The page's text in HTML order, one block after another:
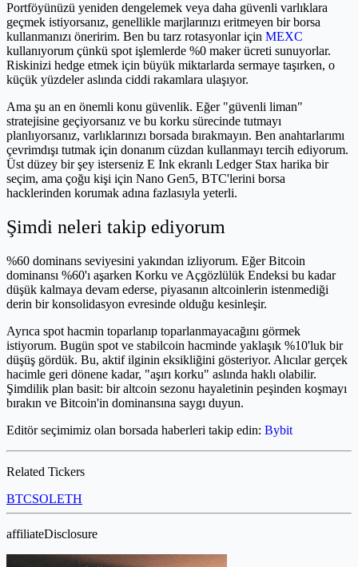
Portföyünüzü yeniden dengelemek veya daha güvenli varlıklara
geçmek istiyorsanız, genellikle marjlarınızı eritmeyen bir borsa
kullanmanızı öneririm. Ben bu tarz rotasyonlar için MEXC
kullanıyorum çünkü spot işlemlerde %0 maker ücreti sunuyorlar.
Riskinizi hedge etmek için büyük miktarlarda sermaye taşırken, o
küçük yüzdeler aslında ciddi rakamlara ulaşıyor.
Ama şu an en önemli konu güvenlik. Eğer "güvenli liman"
stratejisine geçiyorsanız ve bu korku sürecinde tutmayı
planlıyorsanız, varlıklarınızı borsada bırakmayın. Ben anahtarlarımı
çevrimdışı tutmak için donanım cüzdan kullanmayı tercih ediyorum.
Üst düzey bir şey isterseniz E Ink ekranlı Ledger Stax harika bir
seçim, ama çoğu kişi için Nano Gen5, BTC'lerini borsa
hacklerinden korumak adına fazlasıyla yeterli.
Şimdi neleri takip ediyorum
%60 dominans seviyesini yakından izliyorum. Eğer Bitcoin
dominansı %60'ı aşarken Korku ve Açgözlülük Endeksi bu kadar
düşük kalmaya devam ederse, piyasanın altcoinlerin istenmediği
derin bir konsolidasyon evresinde olduğu kesinleşir.
Ayrıca spot hacmin toparlanıp toparlanmayacağını görmek
istiyorum. Bugün spot ve stabilcoin hacminde yaklaşık %10'luk bir
düşüş gördük. Bu, aktif ilginin eksikliğini gösteriyor. Alıcılar gerçek
hacimle geri dönene kadar, "aşırı korku" aslında haklı olabilir.
Şimdilik plan basit: bir altcoin sezonu hayaletinin peşinden koşmayı
bırakın ve Bitcoin'in dominansına saygı duyun.
Editör seçimimiz olan borsada haberleri takip edin: Bybit
Related Tickers
BTCSOLETH
affiliateDisclosure